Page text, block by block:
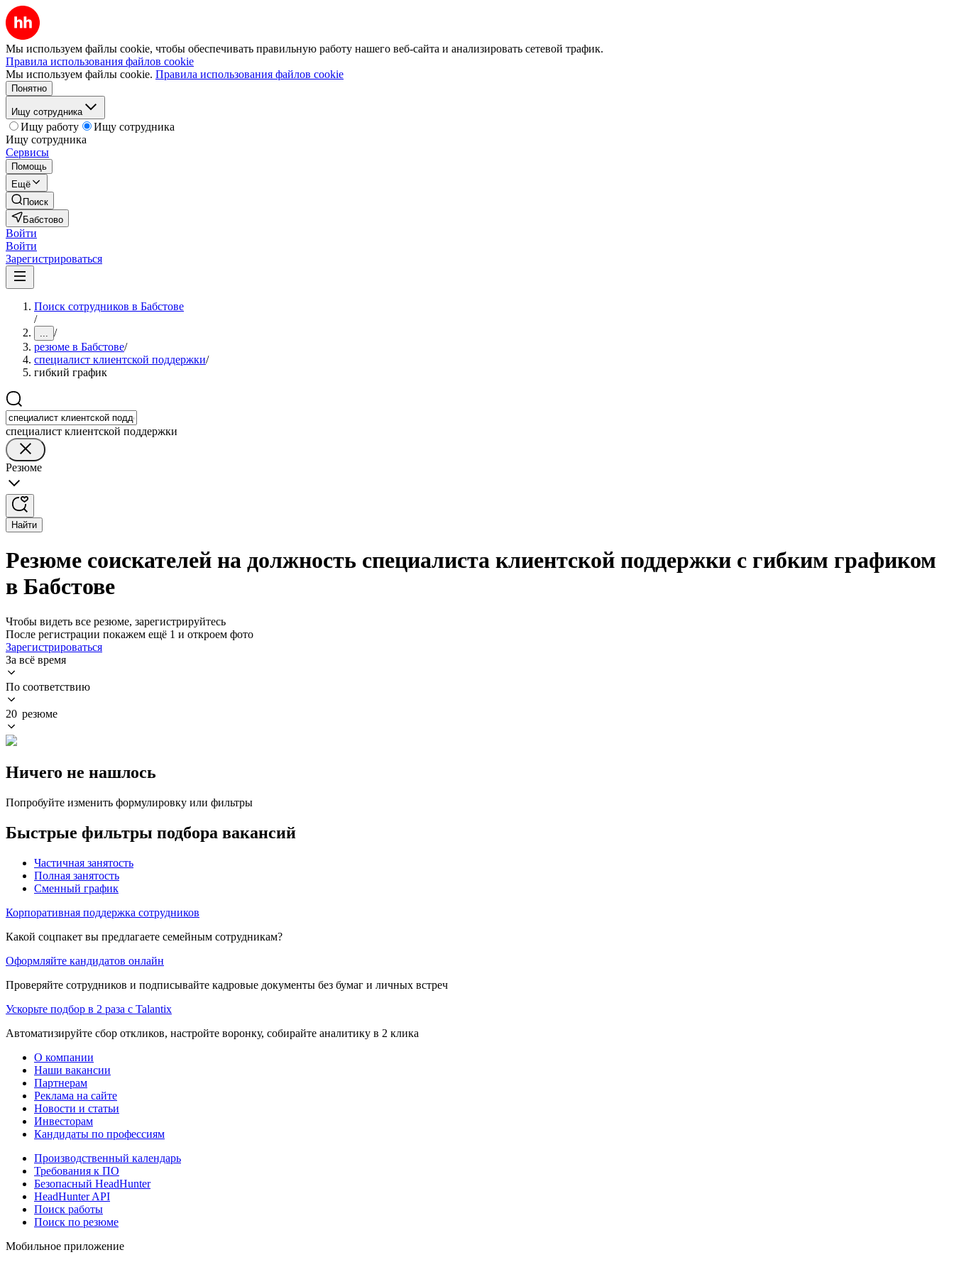
Мы используем файлы cookie, чтобы обеспечивать правильную работу нашего веб-сайта и анализировать сетевой трафик.
Правила использования файлов cookie
Мы используем файлы cookie. Правила использования файлов cookie
Понятно
Ищу сотрудника
Ищу работу
Ищу сотрудника
Ищу сотрудника
Сервисы
Помощь
Ещё
Поиск
Бабстово
Войти
Войти
Зарегистрироваться
Поиск сотрудников в Бабстове
/
... /
резюме в Бабстове/
специалист клиентской поддержки/
гибкий график
специалист клиентской поддержки
Резюме
Найти
Резюме соискателей на должность специалиста клиентской поддержки с гибким графиком
в Бабстове
Чтобы видеть все резюме, зарегистрируйтесь
После регистрации покажем ещё 1 и откроем фото
Зарегистрироваться
За всё время
По соответствию
20 резюме
Ничего не нашлось
Попробуйте изменить формулировку или фильтры
Быстрые фильтры подбора вакансий
Частичная занятость
Полная занятость
Сменный график
Корпоративная поддержка сотрудников
Какой соцпакет вы предлагаете семейным сотрудникам?
Оформляйте кандидатов онлайн
Проверяйте сотрудников и подписывайте кадровые документы без бумаг и личных встреч
Ускорьте подбор в 2 раза с Talantix
Автоматизируйте сбор откликов, настройте воронку, собирайте аналитику в 2 клика
О компании
Наши вакансии
Партнерам
Реклама на сайте
Новости и статьи
Инвесторам
Кандидаты по профессиям
Производственный календарь
Требования к ПО
Безопасный HeadHunter
HeadHunter API
Поиск работы
Поиск по резюме
Мобильное приложение